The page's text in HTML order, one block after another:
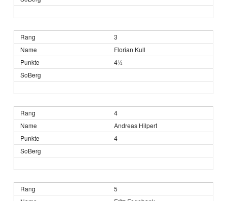
3
Florian Kull
4½
4
Andreas Hilpert
4
5